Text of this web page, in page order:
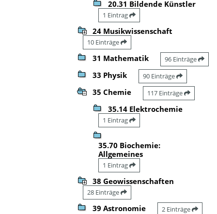
20.31 Bildende Künstler
1 Eintrag
24 Musikwissenschaft
10 Einträge
31 Mathematik 96 Einträge
33 Physik 90 Einträge
35 Chemie 117 Einträge
35.14 Elektrochemie
1 Eintrag
35.70 Biochemie:
Allgemeines
1 Eintrag
38 Geowissenschaften
28 Einträge
39 Astronomie 2 Einträge